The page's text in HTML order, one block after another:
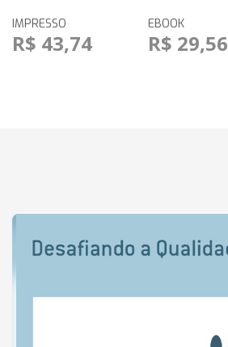
IMPRESSO
R$ 43,74
EBOOK
R$ 29,56